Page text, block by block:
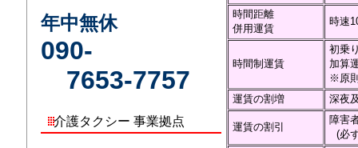
時間距離
併用運賃
時速
時間制運賃
初乗
加算
※原
運賃の割増
深夜
運賃の割引
障害
(必
年中無休
090-
7653-7757
介護タクシー 事業拠点